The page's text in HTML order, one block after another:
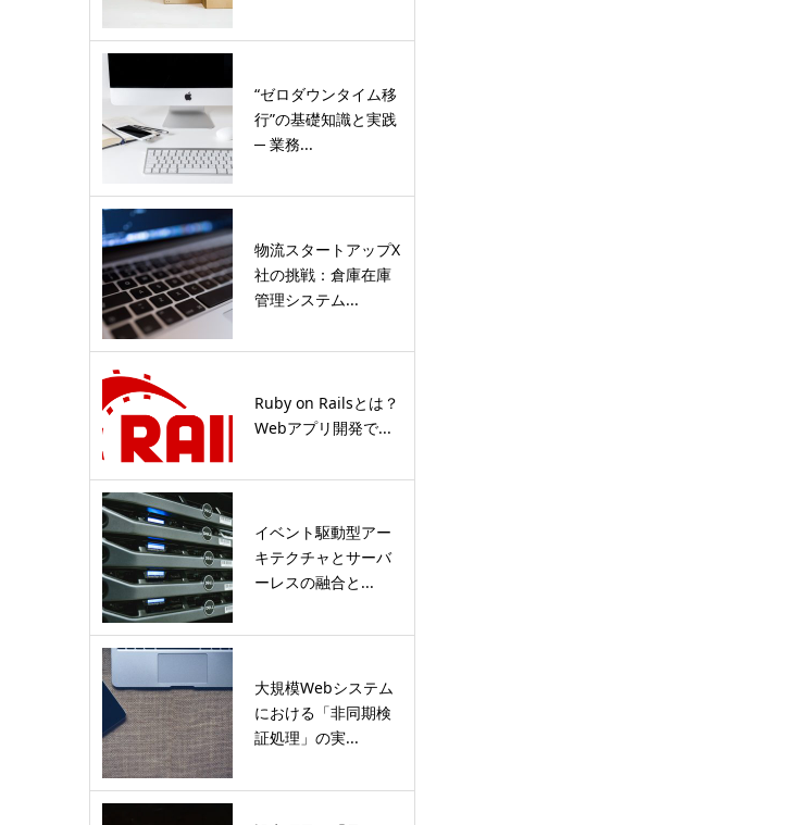
“ゼロダウンタイム移
行”の基礎知識と実践
─ 業務...
物流スタートアップX
社の挑戦：倉庫在庫
管理システム...
Ruby on Railsとは？
Webアプリ開発で...
イベント駆動型アー
キテクチャとサーバ
ーレスの融合と...
大規模Webシステム
における「非同期検
証処理」の実...